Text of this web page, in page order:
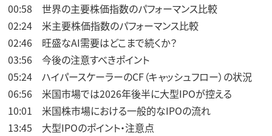
00:58 世界の主要株価指数のパフォーマンス比較
02:24 米主要株価指数のパフォーマンス比較
02:46 旺盛なAI需要はどこまで続くか？
03:56 今後の注意すべきポイント
05:24 ハイパースケーラーのCF（キャッシュフロー）の状況
06:56 米国市場では2026年後半に大型IPOが控える
10:01 米国株市場における一般的なIPOの流れ
13:45 大型IPOのポイント・注意点